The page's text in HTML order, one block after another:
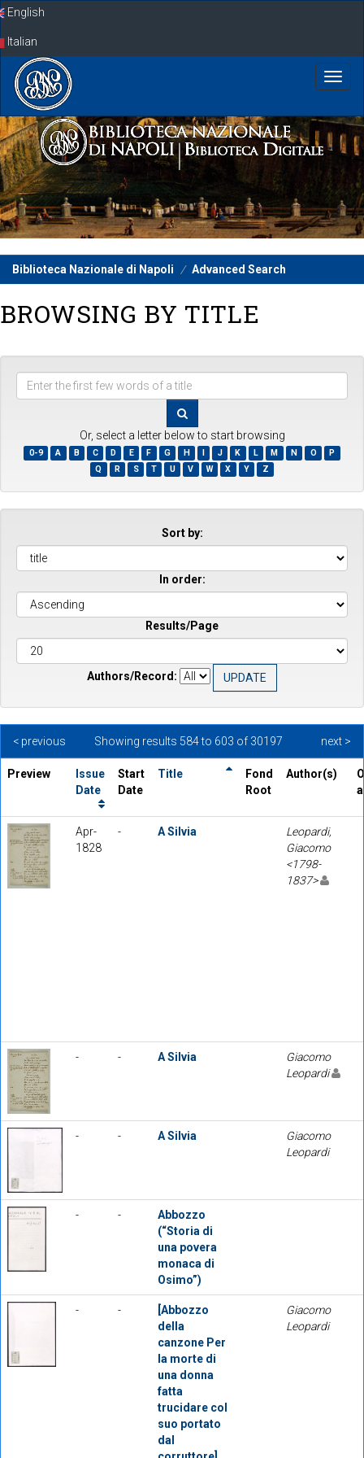
SkipEnglish
Italian
Biblioteca Nazionale di Napoli Advanced Search
BROWSING BY TITLE
Enter
first
few
words
of
a
title
Or, select a letter below to start browsing
0-9 A B C D E F G H I J K L M N O
P
Q
R S T U V W X Y Z
Sort by:
In order:
Results/Page
Authors/Record:
Showing results 584 to 603 of 30197
< previous next >
Preview
Issue
Date
Start
Date
Title
Fond
Root
Author(s)
Apr-
1828
- A Silvia
Leopardi,
Giacomo
<1798-
1837>
- - A Silvia
Giacomo
Leopardi
- - A Silvia
Giacomo
Leopardi
- -
Abbozzo
(“Storia di
una povera
monaca di
Osimo”)
- -
[Abbozzo
della
canzone Per
la morte di
una donna
fatta
trucidare col
suo portato
dal
Giacomo
Leopardi